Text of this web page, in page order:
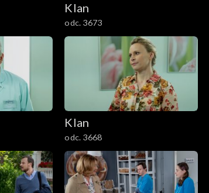
Klan
odc. 3673
Klan
odc. 3668